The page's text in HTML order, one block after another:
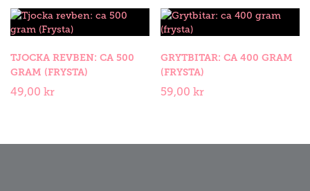
Tjocka
ca
500
gram
TJOCKA REVBEN: CA 500
GRAM (FRYSTA)
49,00 kr
Grytbitar:
400
gram
(frysta)
GRYTBITAR: CA 400 GRAM
(FRYSTA)
59,00kr